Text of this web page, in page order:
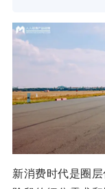
新消费时代是圈